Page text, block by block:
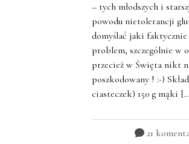
– tych młodszych i
powodu nietolerancji
domyślać jaki
problem, szczególnie w
przecież w Święta nikt
poszkodowany ! :-)
ciasteczek) 150 g mąki
21